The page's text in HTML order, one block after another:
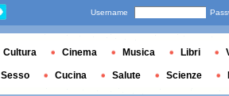
Username
Cultura Cinema Musica Libri
Sesso Cucina Salute Scienze